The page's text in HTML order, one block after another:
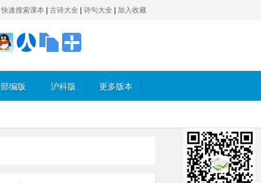
快速搜索课本 古诗大全 诗句大全 加入收藏
部编版 沪科版 更多版本